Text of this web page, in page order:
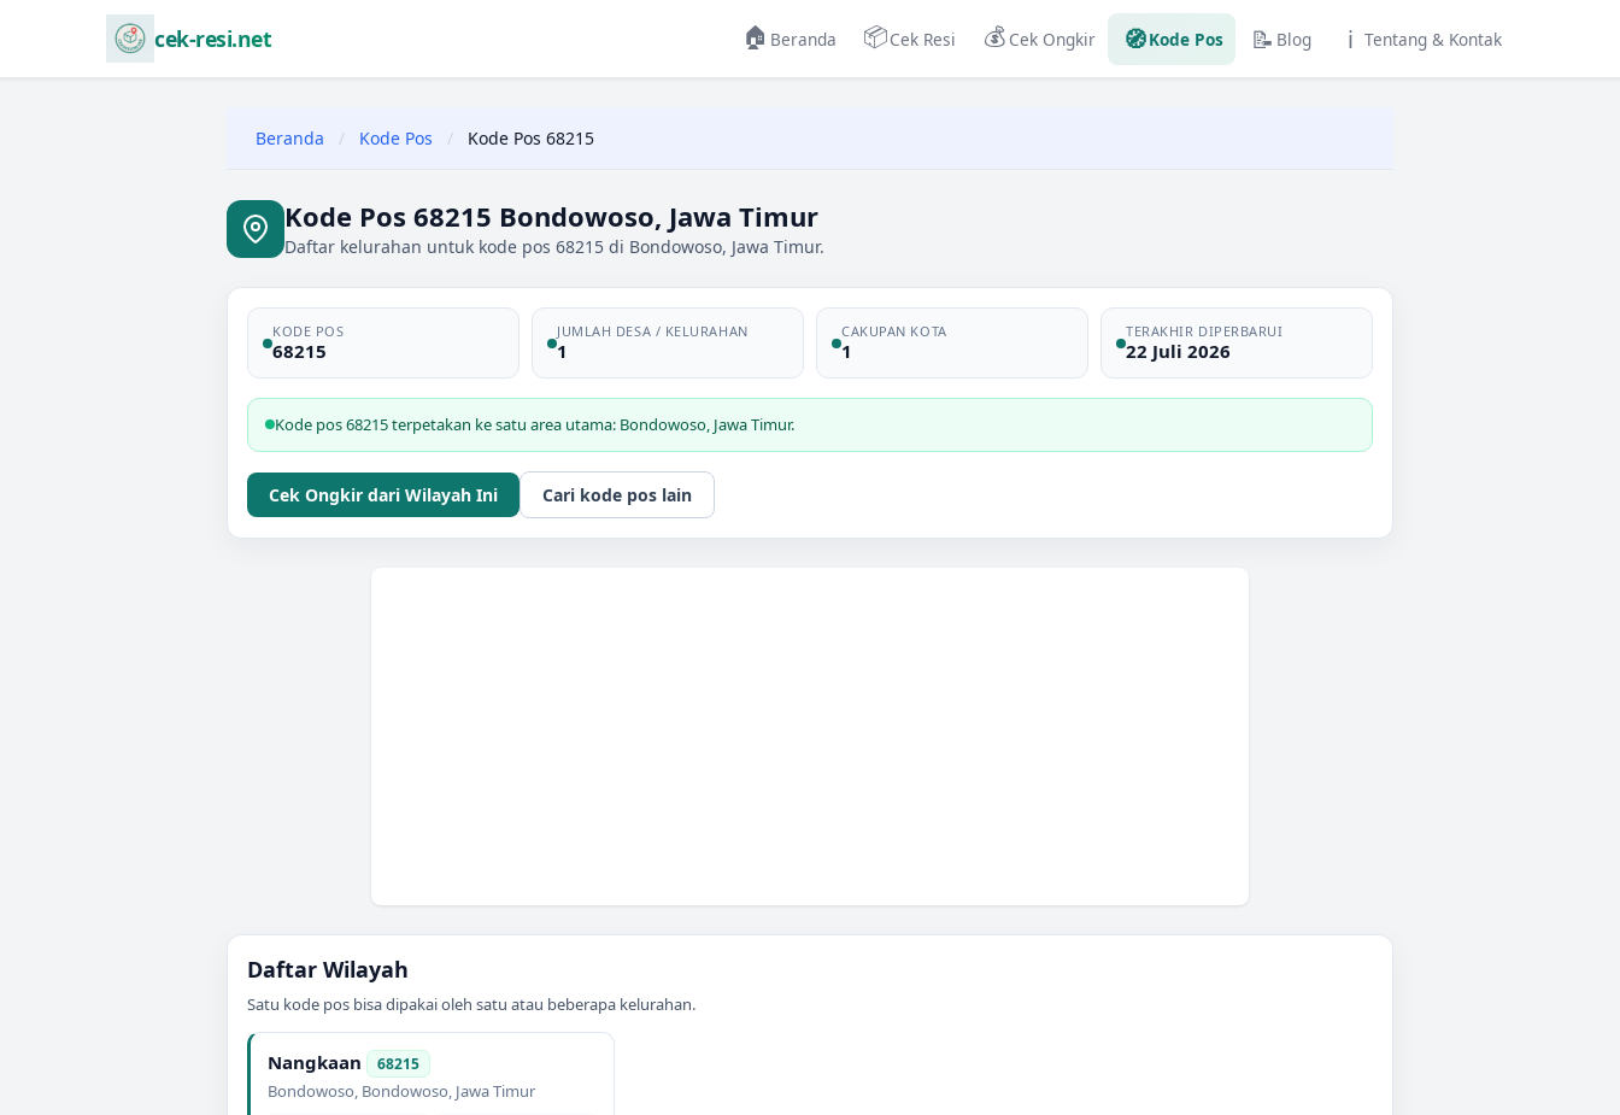
cek-resi.net 🏠 Beranda 📦Cek Resi 💰 Cek Ongkir 🧭Kode Pos 📝 Blog ℹ️ Tentang & Kontak
Beranda / Kode Pos / Kode Pos 68215
Kode Pos 68215 Bondowoso, Jawa Timur
Daftar kelurahan untuk kode pos 68215 di Bondowoso, Jawa Timur.
KODE POS
68215
JUMLAH DESA / KELURAHAN
1
CAKUPAN KOTA
1
TERAKHIR DIPERBARUI
22 Juli 2026
Kode pos 68215 terpetakan ke satu area utama: Bondowoso, Jawa Timur.
Cek Ongkir dari Wilayah Ini Cari kode pos lain
Daftar Wilayah
Satu kode pos bisa dipakai oleh satu atau beberapa kelurahan.
Nangkaan 68215
Bondowoso, Bondowoso, Jawa Timur